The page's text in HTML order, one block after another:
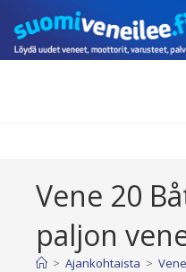
suoraan
sisältöön
Vene 20
paljon
> Ajankohtaista >